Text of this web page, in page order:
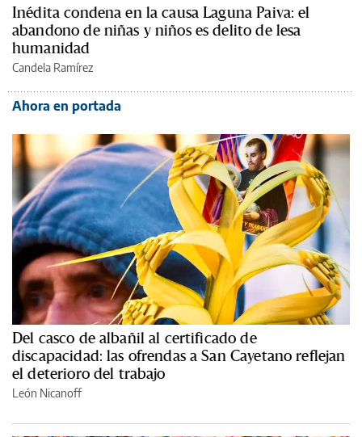
Inédita condena en la causa Laguna Paiva: el
abandono de niñas y niños es delito de lesa
humanidad
Candela Ramírez
Ahora en portada
Del casco de albañil al certificado de
discapacidad: las ofrendas a San Cayetano reflejan
el deterioro del trabajo
León Nicanoff